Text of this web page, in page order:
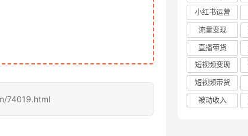
74019.html
小红书运营
流量变现
直播带货
短视频变现
短视频带货
被动收入